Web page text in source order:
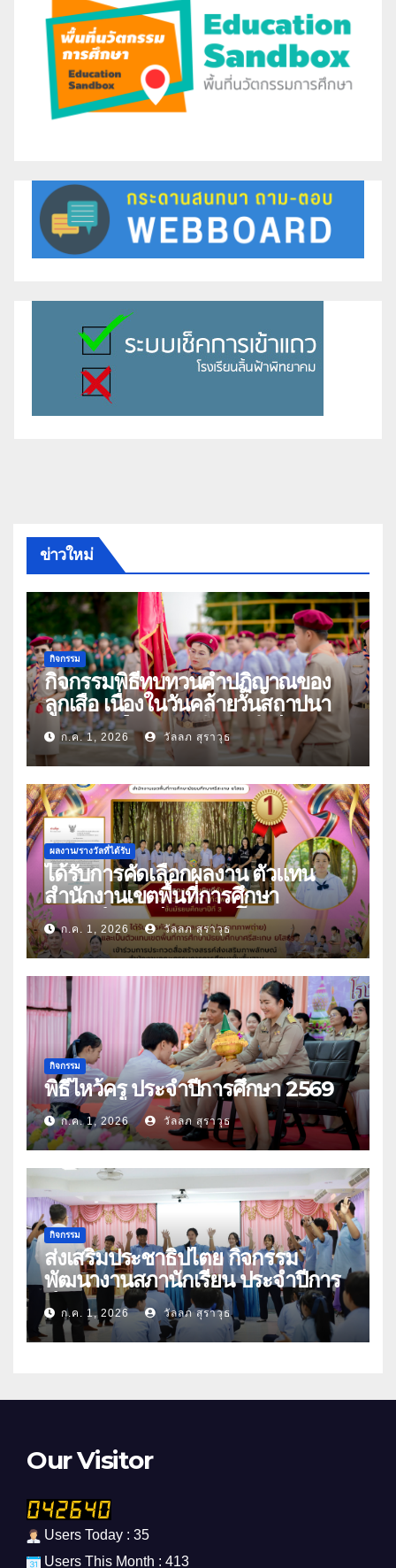
ข่าวใหม่
กิจกรรม
กิจกรรมพิธีทบทวนคำปฏิญาณของ
ลูกเสือ เนื่องในวันคล้ายวันสถาปนา
คณะลูกเสือแห่งชาติ ประจำปี 2569
ก.ค. 1, 2026 วัลลภ สุราวุธ
ผลงาน/รางวัลที่ได้รับ
ได้รับการคัดเลือกผลงาน ตัวแทน
สำนักงานเขตพื้นที่การศึกษา
มัธยมศึกษาศรีสะเกษ ยโสธร
ก.ค. 1, 2026 วัลลภ สุราวุธ
กิจกรรม
พิธีไหว้ครู ประจำปีการศึกษา 2569
ก.ค. 1, 2026 วัลลภ สุราวุธ
กิจกรรม
ส่งเสริมประชาธิปไตย กิจกรรม
พัฒนางานสภานักเรียน ประจำปีการ
ศึกษา 2569
ก.ค. 1, 2026 วัลลภ สุราวุธ
Our Visitor
Users Today : 35
Users This Month : 413